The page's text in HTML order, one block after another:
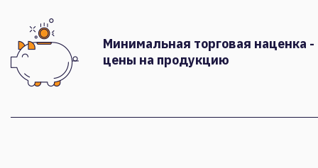
Минимальная торговая наценка
цены на продукцию